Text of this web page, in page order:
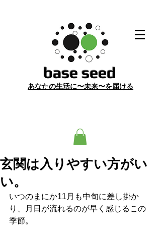
​base seed
あなたの生活に〜未来〜を届ける
玄関は入りやすい方がい
い。
いつのまにか11月も中旬に差し掛か
り、月日が流れるのが早く感じるこの
季節。